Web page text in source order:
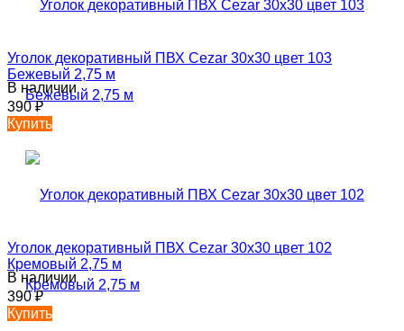
Уголок декоративный ПВХ Cezar 30х30 цвет 103
Бежевый 2,75 м
В наличии
390₽
Купить
Уголок декоративный ПВХ Cezar 30х30 цвет 102
Кремовый 2,75 м
В наличии
390₽
Купить